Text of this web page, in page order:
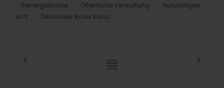
Kernergebnisse
Öffentliche Verwaltung
Auswärtiges
Amt
Deutsches Rotes Kreuz